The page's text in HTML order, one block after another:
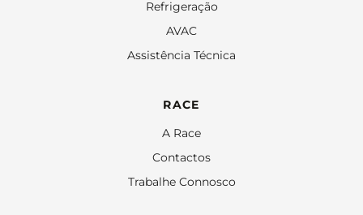
Refrigeração
AVAC
Assistência Técnica
RACE
A Race
Contactos
Trabalhe Connosco